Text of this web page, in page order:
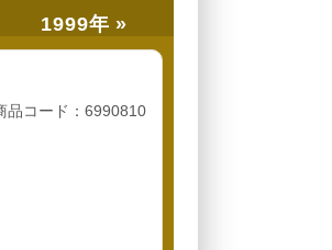
1999年 »
品コード：6990810